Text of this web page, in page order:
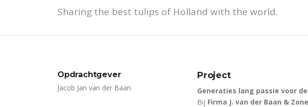
Sharing the best tulips of Holland with the world.
Opdrachtgever
Jacob Jan van der Baan
Project
Generaties lang passie voor
Bij Firma J. van der Baan &